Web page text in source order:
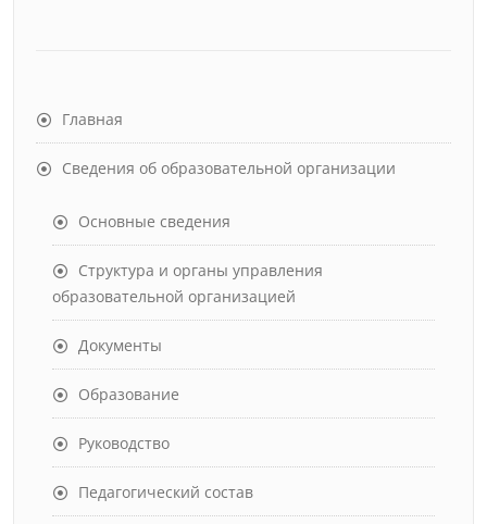
Главная
Сведения об образовательной организации
Основные сведения
Структура и органы управления
образовательной организацией
Документы
Образование
Руководство
Педагогический состав